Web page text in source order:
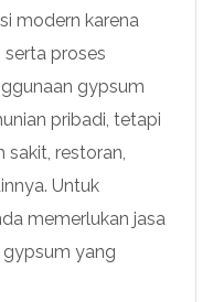
modern karena
serta proses
gypsum
pribadi, tetapi
sakit, restoran,
Untuk
memerlukan jasa
yang